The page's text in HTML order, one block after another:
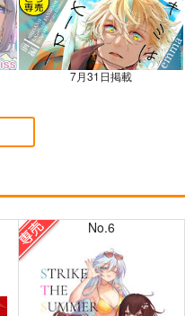
7月31日掲載
No.6